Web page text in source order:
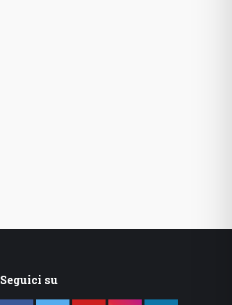
Seguici su